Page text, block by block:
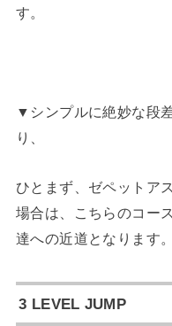
す。
▼シンプルに絶妙な段
り、
ひとまず、ゼペットア
場合は、こちらのコー
達への近道となります。
3 LEVEL JUMP